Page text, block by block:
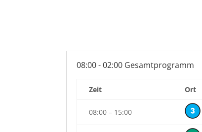
08:00 - 02:00 Gesamtprogramm
Zeit Ort
08:00 – 15:00